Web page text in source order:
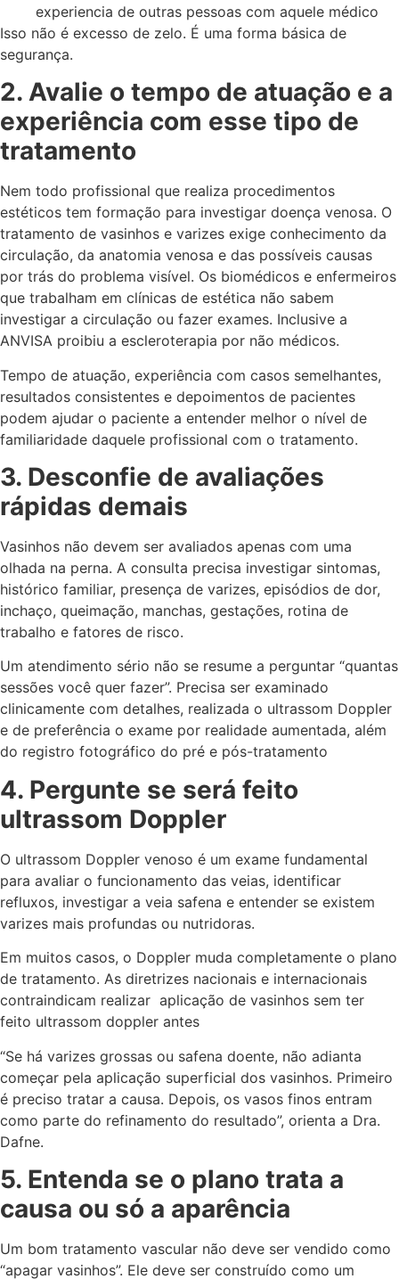
experiencia de outras pessoas com aquele médico
Isso não é excesso de zelo. É uma forma básica de
segurança.
2. Avalie o tempo de atuação e a
experiência com esse tipo de
tratamento
Nem todo profissional que realiza procedimentos
estéticos tem formação para investigar doença venosa. O
tratamento de vasinhos e varizes exige conhecimento da
circulação, da anatomia venosa e das possíveis causas
por trás do problema visível. Os biomédicos e enfermeiros
que trabalham em clínicas de estética não sabem
investigar a circulação ou fazer exames. Inclusive a
ANVISA proibiu a escleroterapia por não médicos.
Tempo de atuação, experiência com casos semelhantes,
resultados consistentes e depoimentos de pacientes
podem ajudar o paciente a entender melhor o nível de
familiaridade daquele profissional com o tratamento.
3. Desconfie de avaliações
rápidas demais
Vasinhos não devem ser avaliados apenas com uma
olhada na perna. A consulta precisa investigar sintomas,
histórico familiar, presença de varizes, episódios de dor,
inchaço, queimação, manchas, gestações, rotina de
trabalho e fatores de risco.
Um atendimento sério não se resume a perguntar “quantas
sessões você quer fazer”. Precisa ser examinado
clinicamente com detalhes, realizada o ultrassom Doppler
e de preferência o exame por realidade aumentada, além
do registro fotográfico do pré e pós-tratamento
4. Pergunte se será feito
ultrassom Doppler
O ultrassom Doppler venoso é um exame fundamental
para avaliar o funcionamento das veias, identificar
refluxos, investigar a veia safena e entender se existem
varizes mais profundas ou nutridoras.
Em muitos casos, o Doppler muda completamente o plano
de tratamento. As diretrizes nacionais e internacionais
contraindicam realizar aplicação de vasinhos sem ter
feito ultrassom doppler antes
“Se há varizes grossas ou safena doente, não adianta
começar pela aplicação superficial dos vasinhos. Primeiro
é preciso tratar a causa. Depois, os vasos finos entram
como parte do refinamento do resultado”, orienta a Dra.
Dafne.
5. Entenda se o plano trata a
causa ou só a aparência
Um bom tratamento vascular não deve ser vendido como
“apagar vasinhos”. Ele deve ser construído como um